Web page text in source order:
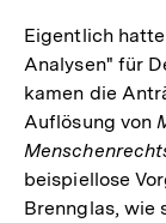
Eigentlich
Analysen" für
kamen die
Auflösung von
beispiellose
Brennglas, wie